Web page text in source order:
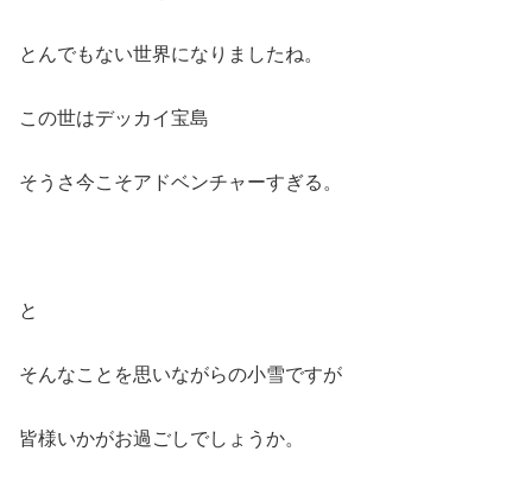
とんでもない世界になりましたね。
この世はデッカイ宝島
そうさ今こそアドベンチャーすぎる。
と
そんなことを思いながらの小雪ですが
皆様いかがお過ごしでしょうか。